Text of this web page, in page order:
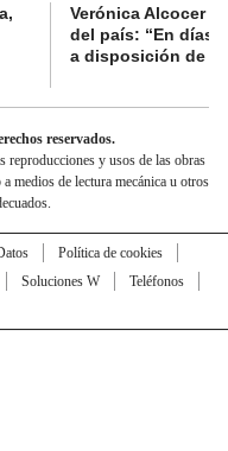
Verónica Alcocer
del país: “En días
a disposición de
reservados.
y usos de las obras
medios de lectura mecánica u otros
Política de cookies
Soluciones W
Teléfonos